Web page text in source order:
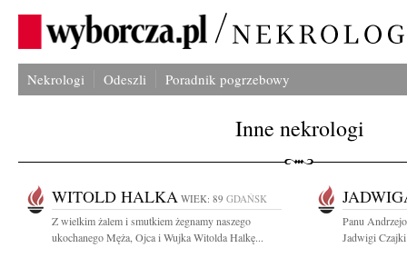
Nekrologi Odeszli Poradnik pogrzebowy
Inne nekrologi
WITOLD HALKA WIEK: 89 GDAŃSK
Z wielkim żalem i smutkiem żegnamy naszego
ukochanego Męża, Ojca i Wujka Witolda Halkę...
Panu
Jadwigi